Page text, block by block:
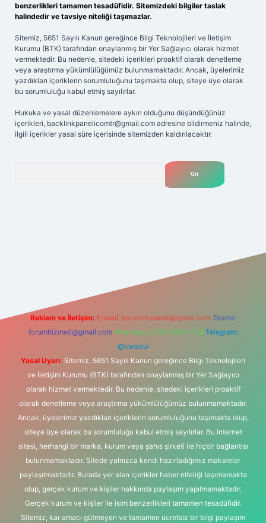
benzerlikleri tamamen tesadüfidir. Sitemizdeki bilgiler taslak
halindedir ve tavsiye niteliği taşımazlar.
Sitemiz, 5651 Sayılı Kanun gereğince Bilgi Teknolojileri ve İletişim
Kurumu (BTK) tarafından onaylanmış bir Yer Sağlayıcı olarak hizmet
vermektedir. Bu nedenle, sitedeki içerikleri proaktif olarak denetleme
veya araştırma yükümlülüğümüz bulunmamaktadır. Ancak, üyelerimiz
yazdıkları içeriklerin sorumluluğunu taşımakta olup, siteye üye olarak
bu sorumluluğu kabul etmiş sayılırlar.
Hukuka ve yasal düzenlemelere aykırı olduğunu düşündüğünüz
içerikleri, backlinkpanelicomtr@gmail.com adresine bildirmeniz halinde,
ilgili içerikler yasal süre içerisinde sitemizden kaldırılacaktır.
Reklam ve İletişim: E-mail: backlinkpaneli@gmail.com Teams:
forumhizmeti@gmail.com Whatsapp: 0262 606 0 726 Telegram:
@karabul
Yasal Uyarı: Sitemiz, 5651 Sayılı Kanun gereğince Bilgi Teknolojileri
ve İletişim Kurumu (BTK) tarafından onaylanmış bir Yer Sağlayıcı
olarak hizmet vermektedir. Bu nedenle, sitedeki içerikleri proaktif
olarak denetleme veya araştırma yükümlülüğümüz bulunmamaktadır.
Ancak, üyelerimiz yazdıkları içeriklerin sorumluluğunu taşımakta olup,
siteye üye olarak bu sorumluluğu kabul etmiş sayılırlar. Bu internet
sitesi, herhangi bir marka, kurum veya şahıs şirketi ile hiçbir bağlantısı
bulunmamaktadır. Sitede yalnızca kendi hazırladığımız makaleler
paylaşılmaktadır. Burada yer alan içerikler haber niteliği taşımamakta
olup, gerçek kurum ve kişiler hakkında paylaşım yapılmamaktadır.
Gerçek kurum ve kişiler ile isim benzerlikleri tamamen tesadüfidir.
Sitemiz, kar amacı gütmeyen ve tamamen ücretsiz bir bilgi paylaşım